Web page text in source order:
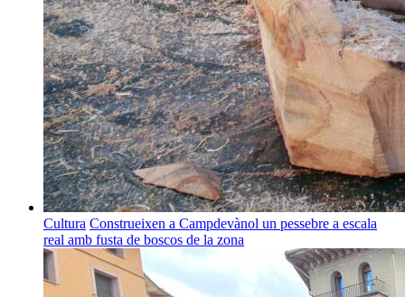
Cultura Construeixen a Campdevànol un pessebre a escala
real amb fusta de boscos de la zona